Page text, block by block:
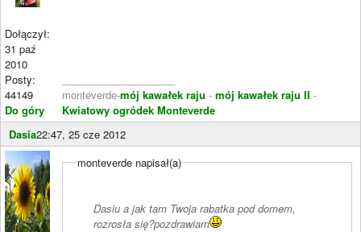
Dołączył:
31 paź
2010
Posty:
44149
Do góry
monteverde-mój kawałek raju - mój kawałek raju II -
Kwiatowy ogródek Monteverde
Dasia22:47, 25 cze 2012
monteverde napisał(a)
Dasiu a jak tam Twoja rabatka pod domem,
rozrosła się?pozdrawiam